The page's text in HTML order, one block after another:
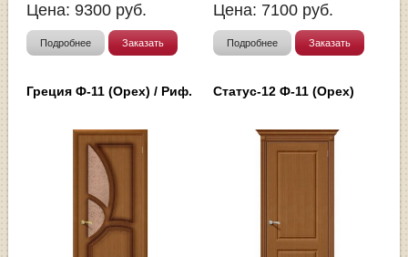
Цена:9300 руб.
Подробнее Заказать
Цена: 7100 руб.
Подробнее Заказать
Греция Ф-11 (Орех) / Риф. Статус-12 Ф-11 (Орех)